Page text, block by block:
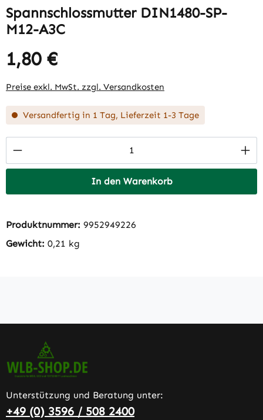
Spannschlossmutter DIN1480-SP-
M12-A3C
Regulärer Preis:
1,80 €
Preise exkl. MwSt. zzgl. Versandkosten
Versandfertig in 1 Tag, Lieferzeit 1-3 Tage
Produkt Anzahl: Gib den gewünschten
In den Warenkorb
Produktnummer: 9952949226
Gewicht: 0,21 kg
Unterstützung und Beratung unter:
+49 (0) 3596 / 508 2400